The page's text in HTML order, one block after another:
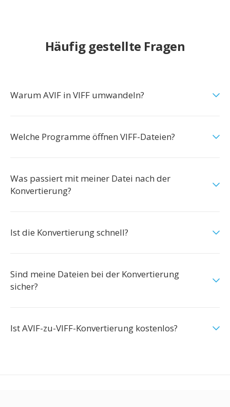
Häufig gestellte Fragen
Warum AVIF in VIFF umwandeln?
Welche Programme öffnen VIFF-Dateien?
Was passiert mit meiner Datei nach der
Konvertierung?
Ist die Konvertierung schnell?
Sind meine Dateien bei der Konvertierung
sicher?
Ist AVIF-zu-VIFF-Konvertierung kostenlos?